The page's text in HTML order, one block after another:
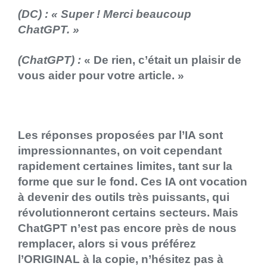
(DC) : « Super ! Merci beaucoup
ChatGPT. »
(ChatGPT) : « De rien, c’était un plaisir de
vous aider pour votre article. »
Les réponses proposées par l’IA sont
impressionnantes, on voit cependant
rapidement certaines limites, tant sur la
forme que sur le fond. Ces IA ont vocation
à devenir des outils très puissants, qui
révolutionneront certains secteurs. Mais
ChatGPT n’est pas encore près de nous
remplacer, alors si vous préférez
l’ORIGINAL à la copie, n’hésitez pas à